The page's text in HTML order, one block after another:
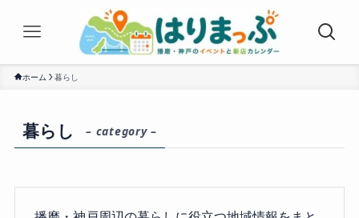
ホーム 暮らし
暮らし – category –